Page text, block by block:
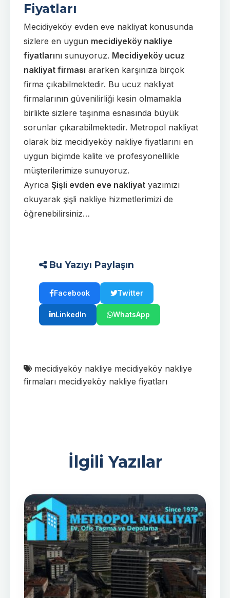
Fiyatları
Mecidiyeköy evden eve nakliyat konusunda
sizlere en uygun mecidiyeköy nakliye
fiyatlarını sunuyoruz. Mecidiyeköy ucuz
nakliyat firması ararken karşınıza birçok
firma çıkabilmektedir. Bu ucuz nakliyat
firmalarının güvenilirliği kesin olmamakla
birlikte sizlere taşınma esnasında büyük
sorunlar çıkarabilmektedir. Metropol nakliyat
olarak biz mecidiyeköy nakliye fiyatlarını en
uygun biçimde kalite ve profesyonellikle
müşterilerimize sunuyoruz.
Ayrıca Şişli evden eve nakliyat yazımızı
okuyarak şişli nakliye hizmetlerimizi de
öğrenebilirsiniz…
Bu Yazıyı Paylaşın
Facebook Twitter
LinkedIn WhatsApp
mecidiyeköy nakliye mecidiyeköy nakliye
firmaları mecidiyeköy nakliye fiyatları
İlgili Yazılar